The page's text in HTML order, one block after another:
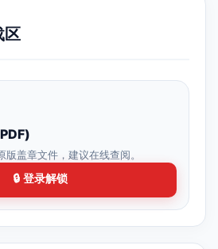
区
盖章文件，建议在线查阅。
🔒 登录解锁